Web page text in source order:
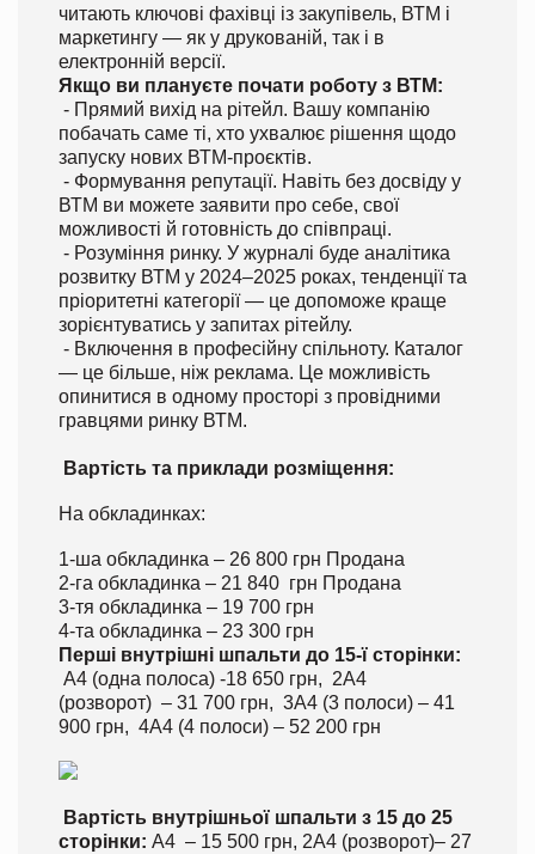
читають ключові фахівці із закупівель, ВТМ і
маркетингу — як у друкованій, так і в
електронній версії.
Якщо ви плануєте почати роботу з ВТМ:
- Прямий вихід на рітейл. Вашу компанію
побачать саме ті, хто ухвалює рішення щодо
запуску нових ВТМ-проєктів.
- Формування репутації. Навіть без досвіду у
ВТМ ви можете заявити про себе, свої
можливості й готовність до співпраці.
- Розуміння ринку. У журналі буде аналітика
розвитку ВТМ у 2024–2025 роках, тенденції та
пріоритетні категорії — це допоможе краще
зорієнтуватись у запитах рітейлу.
- Включення в професійну спільноту. Каталог
— це більше, ніж реклама. Це можливість
опинитися в одному просторі з провідними
гравцями ринку ВТМ.
Вартість та приклади розміщення:
На обкладинках:
1-ша обкладинка – 26 800 грн Продана
2-га обкладинка – 21 840 грн Продана
3-тя обкладинка – 19 700 грн
4-та обкладинка – 23 300 грн
Перші внутрішні шпальти до 15-ї сторінки:
А4 (одна полоса) -18 650 грн, 2А4
(розворот) – 31 700 грн, 3А4 (3 полоси) – 41
900 грн, 4А4 (4 полоси) – 52 200 грн
Вартість внутрішньої шпальти з 15 до 25
сторінки: А4 – 15 500 грн, 2А4 (розворот)– 27